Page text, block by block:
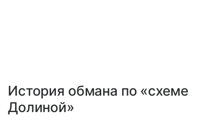
История обмана по «схеме
Долиной»